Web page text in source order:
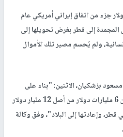
مليارات دولار جزء من اتفاق إيراني أمريكي عام
المجمدة إلى قطر بغرض تحويلها إلى
ولم يُحسم مصير تلك الأموال
مسعود بزشكيان، الاثنين: "بناء على
الاتفاق الأخير، سيتم الإفراج عن 6 مليارات دولار من أصل 12 مليار دولار
قطر، وإعادتها إلى البلاد"، وفق وكالة